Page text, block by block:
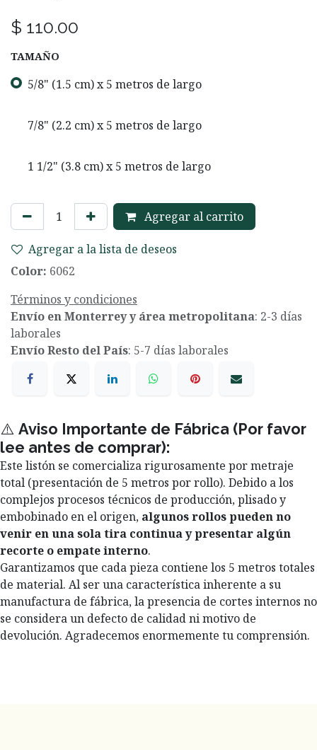
$ 110.00
TAMAÑO
5/8" (1.5 cm) x 5 metros de largo
7/8" (2.2 cm) x 5 metros de largo
1 1/2" (3.8 cm) x 5 metros de largo
Agregar al carrito
Agregar a la lista de deseos
Color: 6062
Términos y condiciones
Envío en Monterrey y área metropolitana: 2-3 días
laborales
Envío Resto del País: 5-7 días laborales
⚠️ Aviso Importante de Fábrica (Por favor
lee antes de comprar):
Este listón se comercializa rigurosamente por metraje
total (presentación de 5 metros por rollo). Debido a los
complejos procesos técnicos de producción, plisado y
embobinado en el origen, algunos rollos pueden no
venir en una sola tira continua y presentar algún
recorte o empate interno.
Garantizamos que cada pieza contiene los 5 metros totales
de material. Al ser una característica inherente a su
manufactura de fábrica, la presencia de cortes internos no
se considera un defecto de calidad ni motivo de
devolución. Agradecemos enormemente tu comprensión.